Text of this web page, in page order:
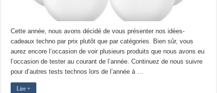
Cette année, nous avons décidé de vous présenter nos idées-
cadeaux techno par prix plutôt que par catégories. Bien sûr, vous
aurez encore l’occasion de voir plusieurs produits que nous avons eu
l’occasion de tester au courant de l’année. Continuez de nous suivre
pour d’autres tests technos lors de l’année à …
Lire +